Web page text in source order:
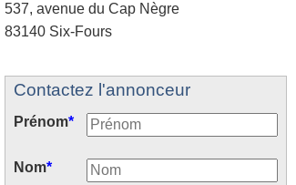
537, avenue du Cap Nègre
83140 Six-Fours
Contactez l'annonceur
Prénom*
Nom*